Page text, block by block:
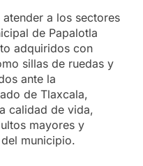
a los sectores
de Papalotla
adquiridos con
sillas de ruedas y
ante la
de Tlaxcala,
calidad de vida,
mayores y
municipio.